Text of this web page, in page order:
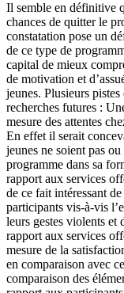
Il semble en définitive
chances de quitter le
constatation pose un
de ce type de
capital de mieux
de motivation et
jeunes. Plusieurs
recherches futures :
mesure des attentes
En effet il serait
jeunes ne soient pas
programme dans sa
rapport aux services
de ce fait intéressant
participants vis-à-vis
leurs gestes violents et
rapport aux services
mesure de la
en comparaison avec
comparaison des